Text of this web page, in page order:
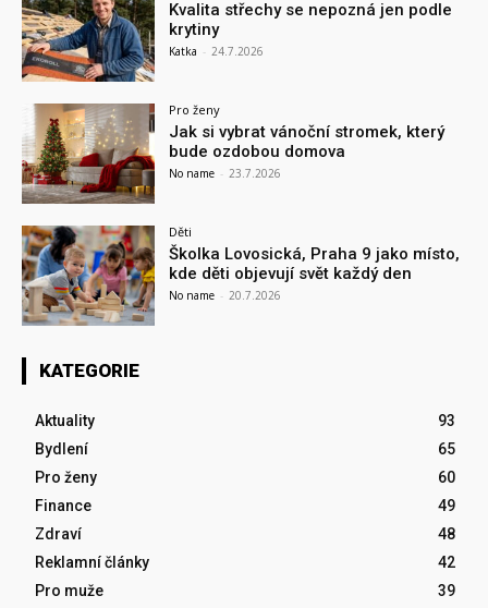
Kvalita střechy se nepozná jen podle
krytiny
Katka - 24.7.2026
Pro ženy
Jak si vybrat vánoční stromek, který
bude ozdobou domova
No name - 23.7.2026
Děti
Školka Lovosická, Praha 9 jako místo,
kde děti objevují svět každý den
No name - 20.7.2026
KATEGORIE
Aktuality
93
Bydlení
65
Pro ženy
60
Finance
49
Zdraví
48
Reklamní články
42
Pro muže
39